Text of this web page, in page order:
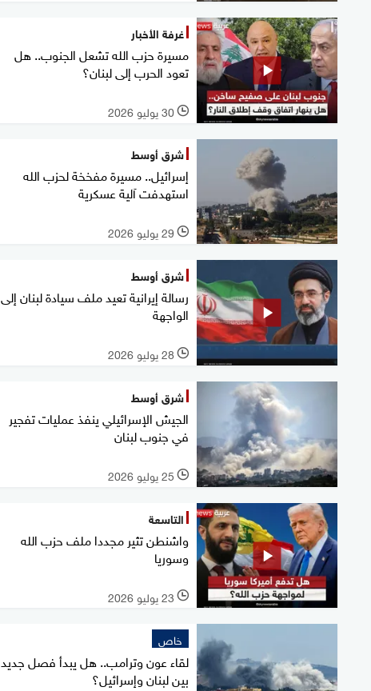
غرفة الأخبار
مسيرة حزب الله تشعل الجنوب.. هل
تعود الحرب إلى لبنان؟
l 30 يوليو 2026
شرق أوسط
إسرائيل.. مسيرة مفخخة لحزب الله
استهدفت آلية عسكرية
l 29 يوليو 2026
شرق أوسط
رسالة إيرانية تعيد ملف سيادة لبنان إلى
الواجهة
l 28 يوليو 2026
شرق أوسط
الجيش الإسرائيلي ينفذ عمليات تفجير
في جنوب لبنان
l 25 يوليو 2026
التاسعة
واشنطن تثير مجددا ملف حزب الله
وسوريا
l 23 يوليو 2026
خاص
لقاء عون وترامب.. هل يبدأ فصل جديد
بين لبنان وإسرائيل؟